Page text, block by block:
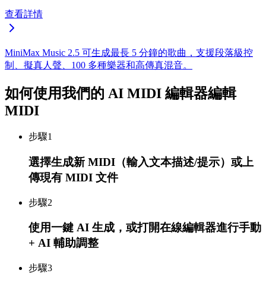
查看詳情
MiniMax Music 2.5 可生成最長 5 分鐘的歌曲，支援段落級控
制、擬真人聲、100 多種樂器和高傳真混音。
如何使用我們的 AI MIDI 編輯器編輯
MIDI
步驟1
選擇生成新 MIDI（輸入文本描述/提示）或上
傳現有 MIDI 文件
步驟2
使用一鍵 AI 生成，或打開在線編輯器進行手動
+ AI 輔助調整
步驟3